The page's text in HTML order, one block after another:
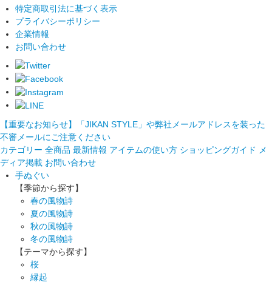
特定商取引法に基づく表示
プライバシーポリシー
企業情報
お問い合わせ
【重要なお知らせ】「JIKAN STYLE」や弊社メールアドレスを装った
不審メールにご注意ください
カテゴリー 全商品 最新情報 アイテムの使い方 ショッピングガイド
メ
ディア掲載 お問い合わせ
手ぬぐい
【季節から探す】
春の風物詩
夏の風物詩
秋の風物詩
冬の風物詩
【テーマから探す】
桜
縁起